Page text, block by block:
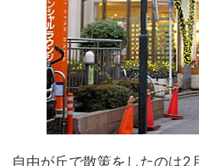
自由が丘で散策をしたのは2